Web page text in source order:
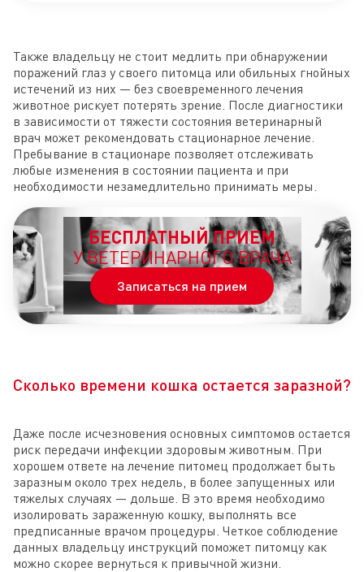
Также владельцу не стоит медлить при обнаружении
поражений глаз у своего питомца или обильных гнойных
истечений из них — без своевременного лечения
животное рискует потерять зрение. После диагностики
в зависимости от тяжести состояния ветеринарный
врач может рекомендовать стационарное лечение.
Пребывание в стационаре позволяет отслеживать
любые изменения в состоянии пациента и при
необходимости незамедлительно принимать меры.
БЕСПЛАТНЫЙ ПРИЕМ
У ВЕТЕРИНАРНОГО ВРАЧА
Записаться на прием
Сколько времени кошка остается заразной?
Даже после исчезновения основных симптомов остается
риск передачи инфекции здоровым животным. При
хорошем ответе на лечение питомец продолжает быть
заразным около трех недель, в более запущенных или
тяжелых случаях — дольше. В это время необходимо
изолировать зараженную кошку, выполнять все
предписанные врачом процедуры. Четкое соблюдение
данных владельцу инструкций поможет питомцу как
можно скорее вернуться к привычной жизни.